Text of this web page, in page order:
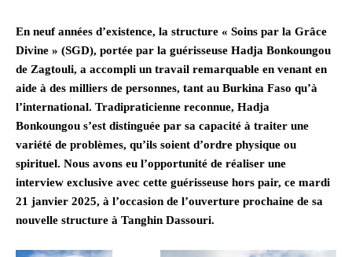
En neuf années d’existence, la structure « Soins par la Grâce
Divine » (SGD), portée par la guérisseuse Hadja Bonkoungou
de Zagtouli, a accompli un travail remarquable en venant en
aide à des milliers de personnes, tant au Burkina Faso qu’à
l’international. Tradipraticienne reconnue, Hadja
Bonkoungou s’est distinguée par sa capacité à traiter une
variété de problèmes, qu’ils soient d’ordre physique ou
spirituel. Nous avons eu l’opportunité de réaliser une
interview exclusive avec cette guérisseuse hors pair, ce mardi
21 janvier 2025, à l’occasion de l’ouverture prochaine de sa
nouvelle structure à Tanghin Dassouri.